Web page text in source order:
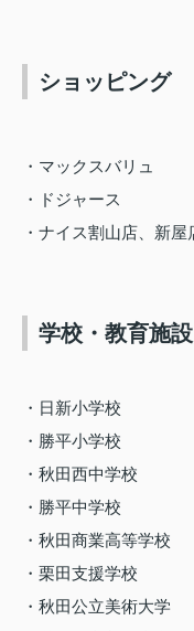
ショッピング
・マックスバリュ
・ドジャース
・ナイス割山店、新屋
学校・教育施設
・日新小学校
・勝平小学校
・秋田西中学校
・勝平中学校
・秋田商業高等学校
・栗田支援学校
・秋田公立美術大学